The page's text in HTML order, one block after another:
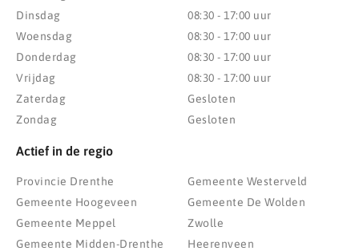
Dinsdag
Woensdag
Donderdag
Vrijdag
Zaterdag
Zondag
08:30 - 17:00 uur
08:30 - 17:00 uur
08:30 - 17:00 uur
08:30 - 17:00 uur
Gesloten
Gesloten
Actief in de regio
Provincie Drenthe
Gemeente Hoogeveen
Gemeente Meppel
Gemeente Midden-Drenthe
Gemeente Westerveld
Gemeente De Wolden
Zwolle
Heerenveen